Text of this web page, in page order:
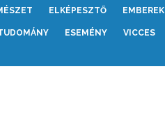
ELKÉPESZTŐ EMBEREK
ESEMÉNY VICCES